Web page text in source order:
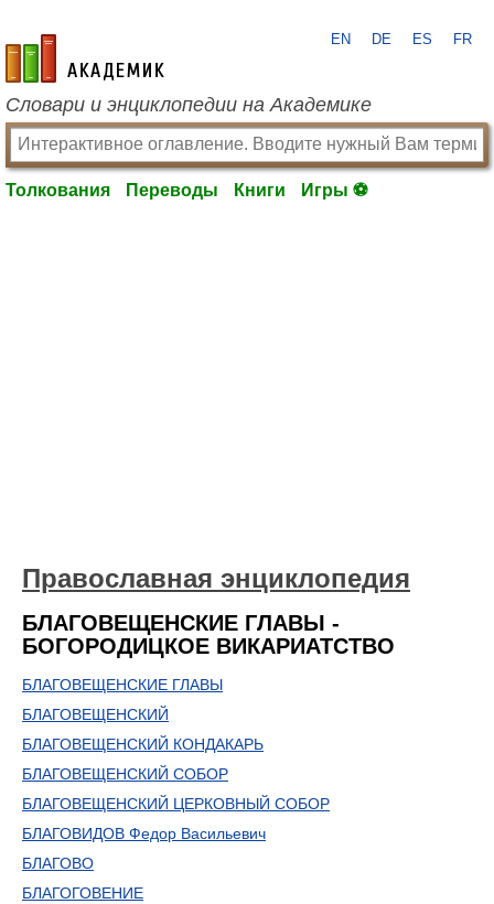
academic.ru
EN DE ES FR
Словари и энциклопедии на Академике
Толкования Переводы Книги Игры ⚽
Православная энциклопедия
БЛАГОВЕЩЕНСКИЕ ГЛАВЫ -
БОГОРОДИЦКОЕ ВИКАРИАТСТВО
БЛАГОВЕЩЕНСКИЕ ГЛАВЫ
БЛАГОВЕЩЕНСКИЙ
БЛАГОВЕЩЕНСКИЙ КОНДАКАРЬ
БЛАГОВЕЩЕНСКИЙ СОБОР
БЛАГОВЕЩЕНСКИЙ ЦЕРКОВНЫЙ СОБОР
БЛАГОВИДОВ Федор Васильевич
БЛАГОВО
БЛАГОГОВЕНИЕ